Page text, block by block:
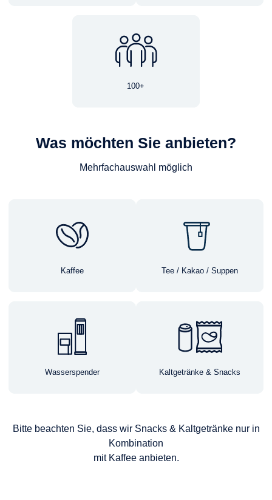
100+
Was möchten Sie anbieten?
Mehrfachauswahl möglich
Kaffee Tee / Kakao / Suppen
Wasserspender Kaltgetränke & Snacks
Bitte beachten Sie, dass wir Snacks & Kaltgetränke nur in
Kombination
mit Kaffee anbieten.